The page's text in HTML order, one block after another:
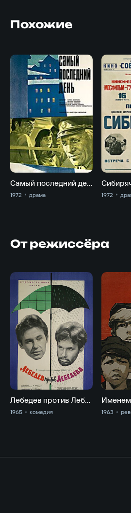
Похожие
Самый последний день
1972 драма 1972
От режиссёра
Лебедев против Лебедева
1965 комедия 1963